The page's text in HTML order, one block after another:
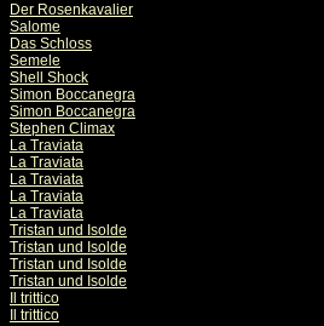
Der Rosenkavalier
Salome
Das Schloss
Semele
Shell Shock
Simon Boccanegra
Simon Boccanegra
Stephen Climax
La Traviata
La Traviata
La Traviata
La Traviata
La Traviata
Tristan und Isolde
Tristan und Isolde
Tristan und Isolde
Tristan und Isolde
Il trittico
Il trittico